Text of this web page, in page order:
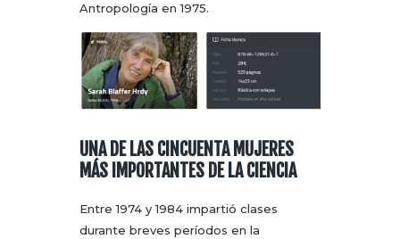
Antropología en 1975.
UNA DE LAS CINCUENTA MUJERES
MÁS IMPORTANTES DE LA CIENCIA
Entre 1974 y 1984 impartió clases
durante breves períodos en la